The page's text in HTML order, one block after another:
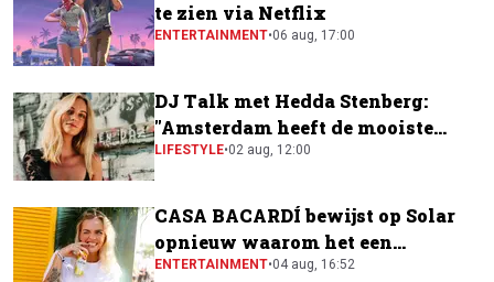
te zien via Netflix
ENTERTAINMENT•06 aug, 17:00
DJ Talk met Hedda Stenberg:
"Amsterdam heeft de mooiste
festivalscene van Europa"
LIFESTYLE•02 aug, 12:00
CASA BACARDÍ bewijst op Solar
opnieuw waarom het een
festivalfavoriet is
ENTERTAINMENT•04 aug, 16:52